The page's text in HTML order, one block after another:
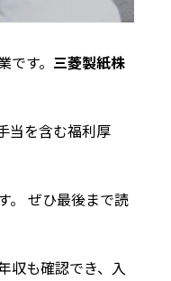
す。 三菱製紙株
当を含む福利厚
。 ぜひ最後まで読
収も確認でき、入